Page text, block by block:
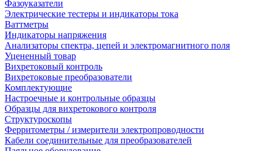
Фазоуказатели
Электрические тестеры и индикаторы тока
Ваттметры
Индикаторы напряжения
Анализаторы спектра, цепей и электромагнитного поля
Уцененный товар
Вихретоковый контроль
Вихретоковые преобразователи
Комплектующие
Настроечные и контрольные образцы
Образцы для вихретокового контроля
Структуроскопы
Ферритометры / измерители электропроводности
Кабели соединительные для преобразователей